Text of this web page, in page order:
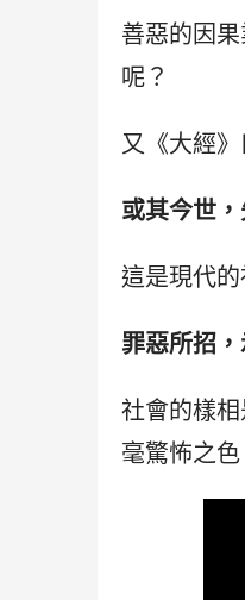
善惡的因
呢？
又《大經》
或其今世
這是現代的
罪惡所招，
社會的樣
毫驚怖之